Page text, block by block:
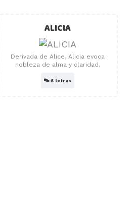
ALICIA
Derivada de Alice, Alicia evoca
nobleza de alma y claridad.
🔤6 letras